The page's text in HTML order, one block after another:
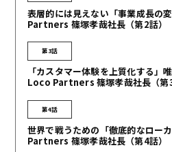
表層的には見えない「事業成長
Partners 篠塚孝哉社長（第2話）
第3話
「カスタマー体験を上質化する」
Loco Partners 篠塚孝哉社長（第3
第4話
世界で戦うための「徹底的なロ
Partners 篠塚孝哉社長（第4話）